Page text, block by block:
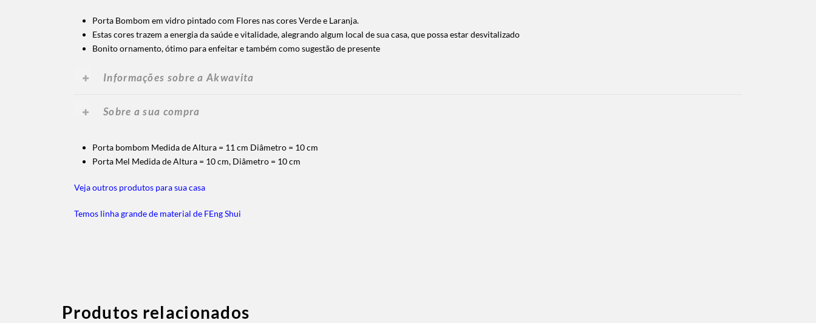
Porta Bombom em vidro pintado com Flores nas cores Verde e Laranja.
Estas cores trazem a energia da saúde e vitalidade, alegrando algum local de sua casa, que possa estar desvitalizado
Bonito ornamento, ótimo para enfeitar e também como sugestão de presente
Informações sobre a Akwavita
Sobre a sua compra
Porta bombom Medida de Altura = 11 cm Diâmetro = 10 cm
Porta Mel Medida de Altura = 10 cm, Diâmetro = 10 cm
Veja outros produtos para sua casa
Temos linha grande de material de FEng Shui
Produtos relacionados